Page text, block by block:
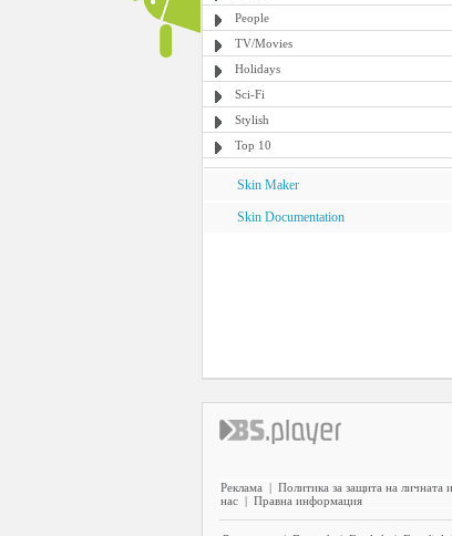
People
TV/Movies
Holidays
Sci-Fi
Stylish
Top 10
Skin Maker
Skin Documentation
Реклама | Политика за защита на личната
нас | Правна информация